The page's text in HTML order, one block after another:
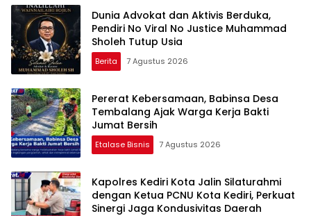
Dunia Advokat dan Aktivis Berduka,
Pendiri No Viral No Justice Muhammad
Sholeh Tutup Usia
Berita 7 Agustus 2026
Pererat Kebersamaan, Babinsa Desa
Tembalang Ajak Warga Kerja Bakti
Jumat Bersih
Etalase Bisnis 7 Agustus 2026
Kapolres Kediri Kota Jalin Silaturahmi
dengan Ketua PCNU Kota Kediri, Perkuat
Sinergi Jaga Kondusivitas Daerah